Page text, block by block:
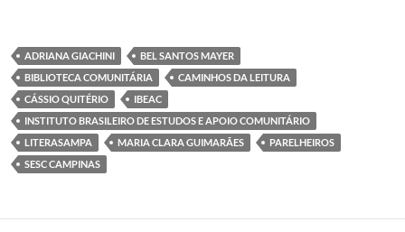
ADRIANA GIACHINI
BEL SANTOS MAYER
BIBLIOTECA COMUNITÁRIA
CAMINHOS DA LEITURA
CÁSSIO QUITÉRIO
IBEAC
INSTITUTO BRASILEIRO DE ESTUDOS E APOIO COMUNITÁRIO
LITERASAMPA
MARIA CLARA GUIMARÃES
PARELHEIROS
SESC CAMPINAS